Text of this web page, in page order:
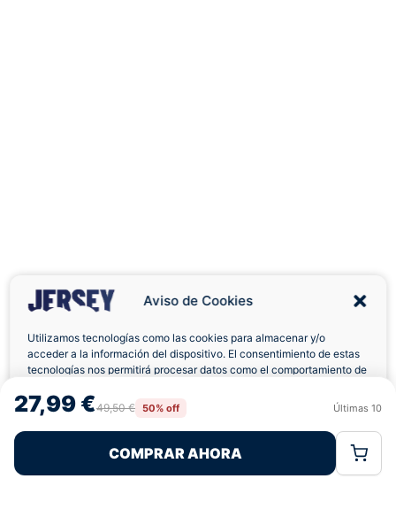
Aviso de Cookies
Utilizamos tecnologías como las cookies para almacenar y/o
acceder a la información del dispositivo. El consentimiento de estas
tecnologías nos permitirá procesar datos como el comportamiento de
retirar el consentimiento, puede afectar negativamente a ciertas
características y funciones.
Rechazar
Política de CookiesPolítica de Privacidad
27,99 €49,50 € 50% off Últimas 10
COMPRAR AHORA